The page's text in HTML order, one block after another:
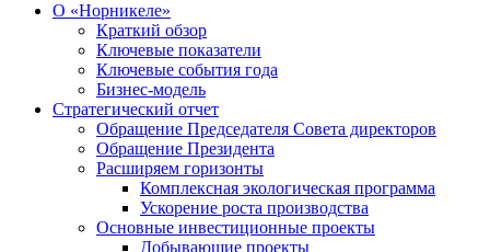
О «Норникеле»
Краткий обзор
Ключевые показатели
Ключевые события года
Бизнес-модель
Стратегический отчет
Обращение Председателя Совета директоров
Обращение Президента
Расширяем горизонты
Комплексная экологическая программа
Ускорение роста производства
Основные инвестиционные проекты
Добывающие проекты